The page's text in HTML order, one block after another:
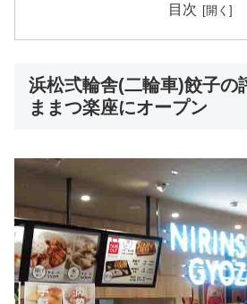
目次
浜松弍輪舎(二輪車)餃子の
ままつ楽座にオープン